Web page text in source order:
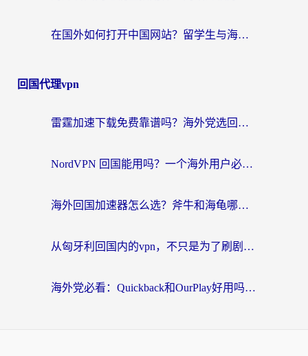
在国外如何打开中国网站？留学生与海外华人的无缝访问指南
回国代理vpn
雷霆加速下载免费靠谱吗？海外党选回国加速器的避坑指南（附热门工具对比）
NordVPN 回国能用吗？一个海外用户必须面对的真实困境
海外回国加速器怎么选？斧牛和海龟哪个好？一篇帮你避开坑的实用指南
从匈牙利回国内的vpn，不只是为了刷剧那么简单
海外党必看：Quickback和OurPlay好用吗？3分钟选对回国加速器，无缝刷剧玩游戏